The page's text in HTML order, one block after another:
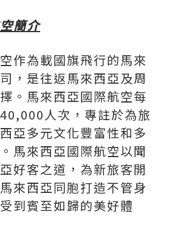
簡介
作為載國旗飛行的馬來
，是往返馬來西亞及周
。馬來西亞國際航空每
人次，專註於為旅
亞多元文化豐富性和多
馬來西亞國際航空以聞
好客之道，為新旅客開
來西亞同胞打造不管身
到賓至如歸的美好體